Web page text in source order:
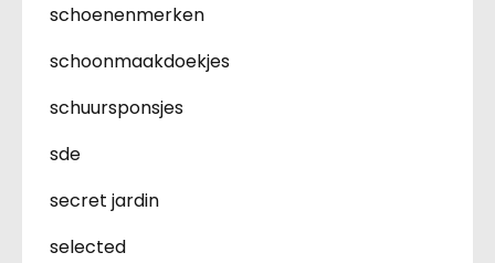
schoenenmerken
schoonmaakdoekjes
schuursponsjes
sde
secret jardin
selected